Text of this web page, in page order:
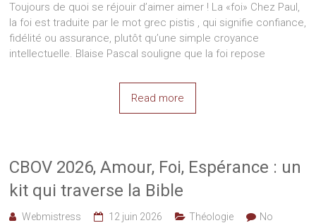
Toujours de quoi se réjouir d’aimer aimer ! La «foi» Chez Paul,
la foi est traduite par le mot grec pistis , qui signifie confiance,
fidélité ou assurance, plutôt qu’une simple croyance
intellectuelle. Blaise Pascal souligne que la foi repose
Read more
CBOV 2026, Amour, Foi, Espérance : un
kit qui traverse la Bible
Webmistress 12 juin 2026 Théologie
No